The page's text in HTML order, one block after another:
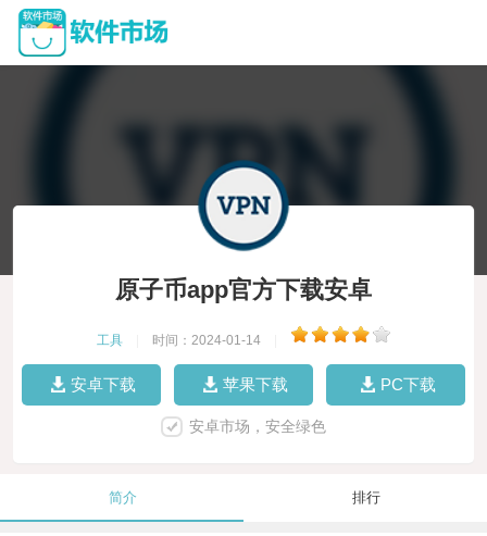
原子币app官方下载安卓
工具 时间：2024-01-14
安卓下载 苹果下载 PC下载
安卓市场，安全绿色
简介 排行